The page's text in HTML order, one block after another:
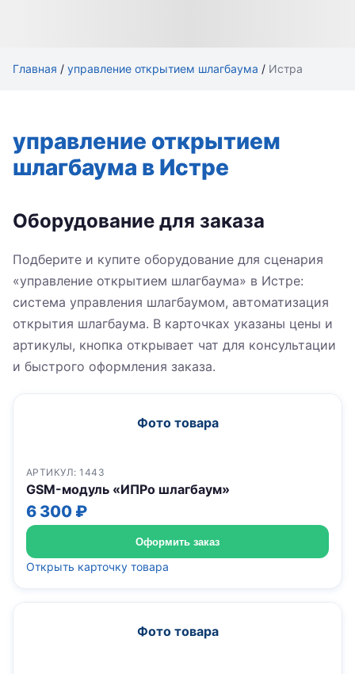
Главная / управление открытием шлагбаума / Истра
управление открытием
шлагбаума в Истре
Оборудование для заказа
Подберите и купите оборудование для сценария
«управление открытием шлагбаума» в Истре:
система управления шлагбаумом, автоматизация
открытия шлагбаума. В карточках указаны цены и
артикулы, кнопка открывает чат для консультации
и быстрого оформления заказа.
Фото товара
АРТИКУЛ: 1443
GSM-модуль «ИПРо шлагбаум»
6 300 ₽
Оформить заказ
Открыть карточку товара
Фото товара